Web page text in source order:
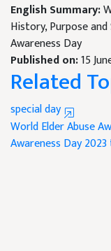
English Summary:
History, Purpose
Awareness Day
Published on:15
Related
special day
World Elder Abuse
Awareness Day